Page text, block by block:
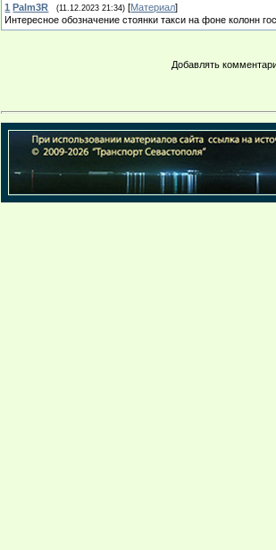
1 Palm3R (11.12.2023 21:34) [Материал]
Интересное обозначение стоянки такси на фоне колонн
Добавлять